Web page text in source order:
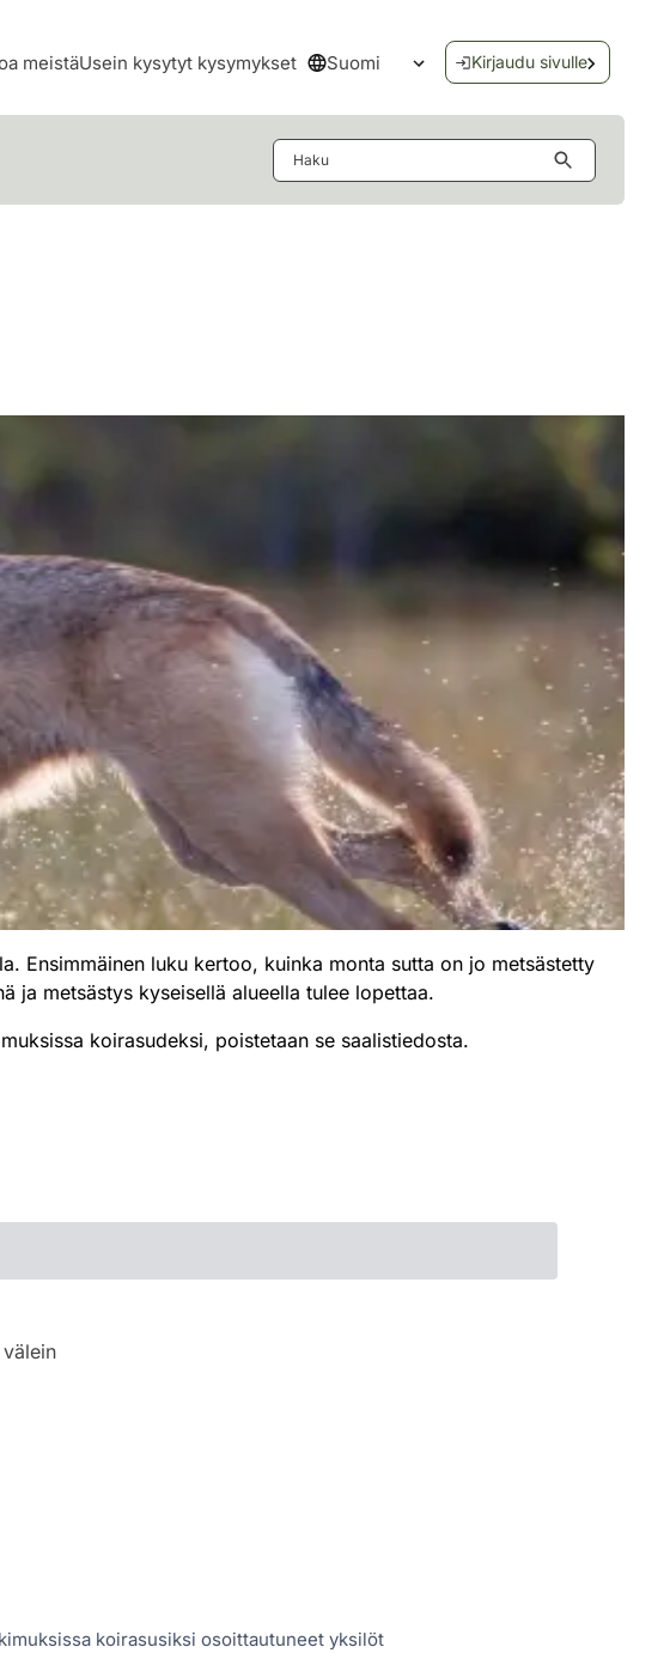
meistäUsein kysytyt kysymykset Suomi
Avaa kielivalikko
Kirjaudu sivulle
Ensimmäinen luku kertoo, kuinka monta sutta on jo metsästetty
ja metsästys kyseisellä alueella tulee lopettaa.
koirasudeksi, poistetaan se saalistiedosta.
koirasusiksi osoittautuneet yksilöt